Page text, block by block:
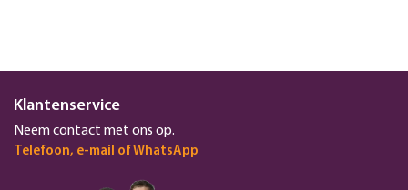
Klantenservice
Neem contact met ons op.
Telefoon, e-mail of WhatsApp